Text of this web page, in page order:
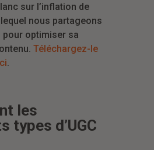
sur l’inflation de
nous partageons
pour optimiser sa
Téléchargez-le
.
les
types d’UGC